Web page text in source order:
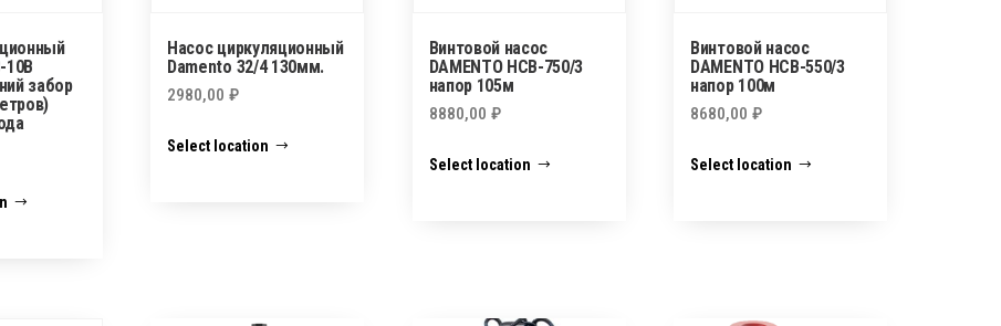
забор
Насос циркуляционный
Damento 32/4 130мм.
2980,00₽
Select location
Винтовой насос
DAMENTO НСВ-750/3
напор 105м
8880,00 ₽
Select location
Винтовой насос
DAMENTO НСВ-550/3
напор 100м
8680,00₽
Select location